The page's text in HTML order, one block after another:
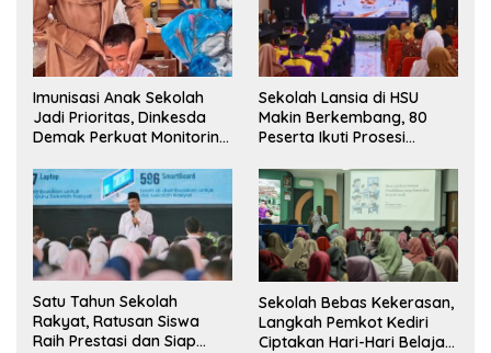
Imunisasi Anak Sekolah
Jadi Prioritas, Dinkesda
Demak Perkuat Monitoring
Sekolah Lansia di HSU
Makin Berkembang, 80
Peserta Ikuti Prosesi
Satu Tahun Sekolah
Rakyat, Ratusan Siswa
Raih Prestasi dan Siap
Sekolah Bebas Kekerasan,
Langkah Pemkot Kediri
Ciptakan Hari-Hari Belajar